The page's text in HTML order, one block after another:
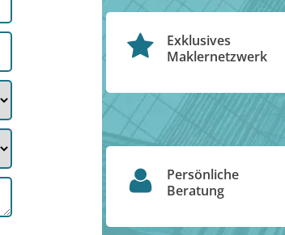
Exklusives
Maklernetzwerk
Persönliche
Beratung